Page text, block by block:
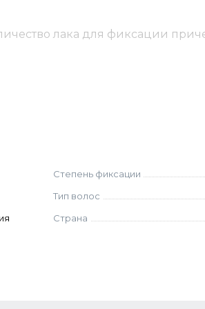
лака для фиксации
METHYLPROPIONAL,
Степень фиксации
Тип волос
Страна